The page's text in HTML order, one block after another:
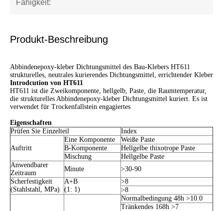
Fähigkeit:
Produkt-Beschreibung
Abbindenepoxy-kleber Dichtungsmittel des Bau-Klebers HT611
strukturelles, neutrales kurierendes Dichtungsmittel, errichtender Kleber
Introdcution von HT611
HT611 ist die Zweikomponente, hellgelb, Paste, die Raumtemperatur,
die strukturelles Abbindenepoxy-kleber Dichtungsmittel kuriert. Es ist
verwendet für Trockenfallstein engagiertes
Eigenschaften
Prüfen Sie Einzelteil
Index
Auftritt
Eine Komponente
Weiße Paste
B-Komponente
Hellgelbe thixotrope Paste
Mischung
Hellgelbe Paste
Anwendbarer
Zeitraum
Minute
>30-90
Scherfestigkeit
(Stahlstahl, MPa)
A+B
(1: 1)
>8
>8
Normalbedingung 48h >10.0
Tränkendes 168h >7